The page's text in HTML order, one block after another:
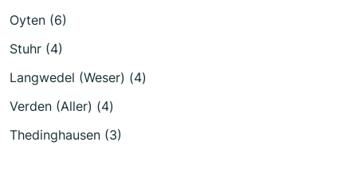
Oyten (6)
Stuhr (4)
Langwedel (Weser) (4)
Verden (Aller) (4)
Thedinghausen (3)